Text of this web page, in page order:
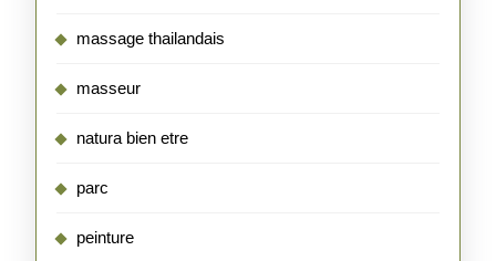
massage thailandais
masseur
natura bien etre
parc
peinture